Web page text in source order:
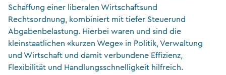
Schaffung einer liberalen Wirtschaftsund
Rechtsordnung, kombiniert mit tiefer Steuerund
Abgabenbelastung. Hierbei waren und sind die
kleinstaatlichen «kurzen Wege» in Politik, Verwaltung
und Wirtschaft und damit verbundene Effizienz,
Flexibilität und Handlungsschnelligkeit hilfreich.